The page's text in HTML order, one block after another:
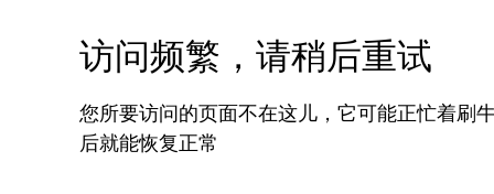
访问频繁，请稍后重试
您所要访问的页面不在这儿，它可能正忙着刷
后就能恢复正常